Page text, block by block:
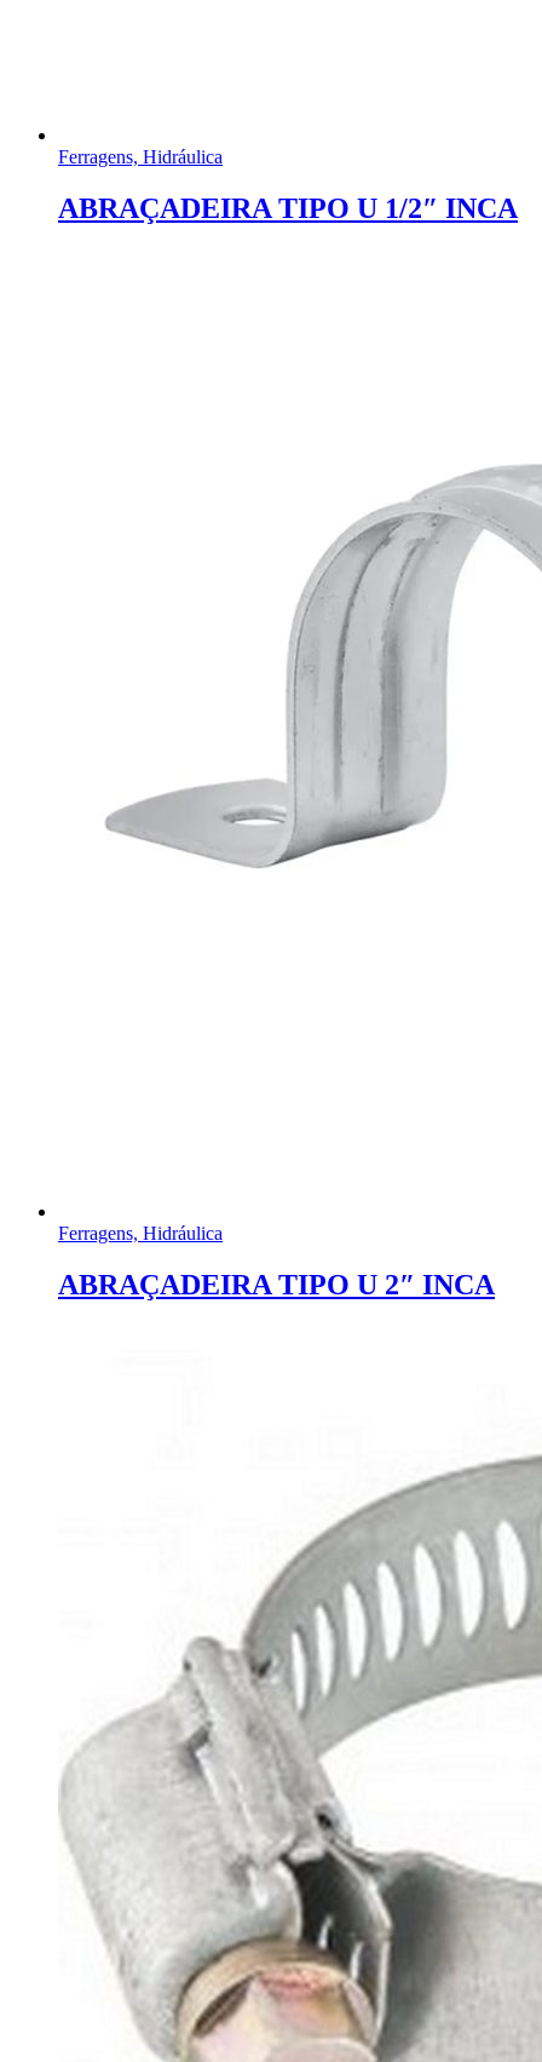
Ferragens, Hidráulica
ABRAÇADEIRA TIPO U 1/2″ INCA
Ferragens, Hidráulica
ABRAÇADEIRA TIPO U 2″ INCA